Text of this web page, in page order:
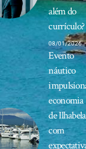
além do
currículo?
08/01/2026
Evento
náutico
economia
de Ilhabela
com